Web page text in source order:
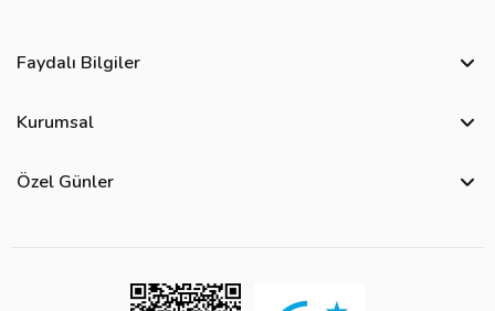
Faydalı Bilgiler
Site Haritası
Görsel Kontrol Süreci
Ürün Sıralama Kriterleri
Kurumsal
Özel Günler
Kadınlar Günü Çiçekleri